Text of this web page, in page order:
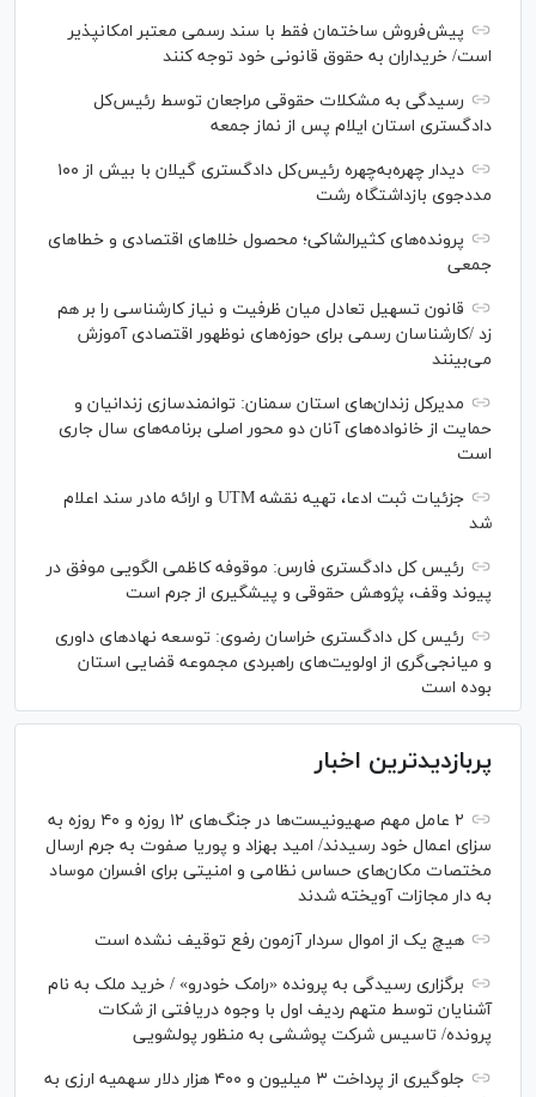
پیش‌فروش ساختمان فقط با سند رسمی معتبر امکانپذیر
است/ خریداران به حقوق قانونی خود توجه کنند
رسیدگی به مشکلات حقوقی مراجعان توسط رئیس‌کل
دادگستری استان ایلام پس از نماز جمعه
دیدار چهره‌به‌چهره رئیس‌کل دادگستری گیلان با بیش از ۱۰۰
مددجوی بازداشتگاه رشت
پرونده‌های کثیرالشاکی؛ محصول خلا‌های اقتصادی و خطا‌های
جمعی
قانون تسهیل تعادل میان ظرفیت و نیاز کارشناسی را بر هم
زد /کارشناسان رسمی برای حوزه‌های نوظهور اقتصادی آموزش
می‌بینند
مدیرکل زندان‌های استان سمنان: توانمندسازی زندانیان و
حمایت از خانواده‌های آنان دو محور اصلی برنامه‌های سال جاری
است
جزئیات ثبت ادعا، تهیه نقشه UTM و ارائه مادر سند اعلام
شد
رئیس کل دادگستری فارس: موقوفه کاظمی الگویی موفق در
پیوند وقف، پژوهش حقوقی و پیشگیری از جرم است
رئیس کل دادگستری خراسان رضوی: توسعه نهاد‌های داوری
و میانجی‌گری از اولویت‌های راهبردی مجموعه قضایی استان
بوده است
پربازدیدترین اخبار
۲ عامل مهم صهیونیست‌ها در جنگ‌های ۱۲ روزه و ۴۰ روزه به
سزای اعمال خود رسیدند/ امید بهزاد و پوریا صفوت به جرم ارسال
مختصات مکان‌های حساس نظامی و امنیتی برای افسران موساد
به دار مجازات آویخته شدند
هیچ یک از اموال سردار آزمون رفع توقیف نشده است
برگزاری رسیدگی به پرونده «رامک خودرو» / خرید ملک به نام
آشنایان توسط متهم ردیف اول با وجوه دریافتی از شکات
پرونده/ تاسیس شرکت پوششی به منظور پولشویی
جلوگیری از پرداخت ۳ میلیون و ۴۰۰ هزار دلار سهمیه ارزی به